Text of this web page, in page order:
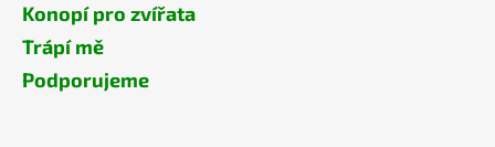
Konopí pro zvířata
Trápí mě
Podporujeme